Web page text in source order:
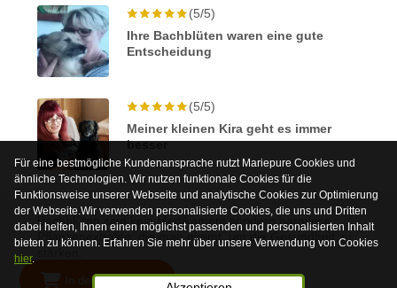
In den Warenkorb
(5/5)
Ihre Bachblüten waren eine gute
Entscheidung
(5/5)
Meiner kleinen Kira geht es immer
besser
Für eine bestmögliche Kundenansprache nutzt Mariepure Cookies und
ähnliche Technologien. Wir nutzen funktionale Cookies für die
Funktionsweise unserer Webseite und analytische Cookies zur Optimierung
der Webseite.Wir verwenden personalisierte Cookies, die uns und Dritten
dabei helfen, Ihnen einen möglichst passenden und personalisierten Inhalt
bieten zu können. Erfahren Sie mehr über unsere Verwendung von Cookies
hier.
Bachblüten sind kein Medikament sondern harmlose
Pflanzenextrakte, die man nimmt, um die Gesundheit zu
© 2026 Mariepure - WebdesignPubli4u